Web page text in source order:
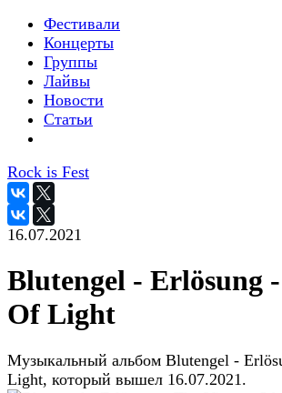
Фестивали
Концерты
Группы
Лайвы
Новости
Статьи
Rock is Fest
16.07.2021
Blutengel - Erlösung
Of Light
Музыкальный альбом Blutengel -
Light, который вышел 16.07.2021.